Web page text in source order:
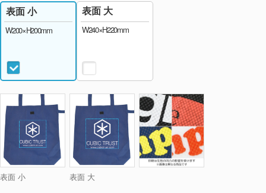
表面 小 表面 大
表面 小
W200×H200mm
表面 大
W240×H220mm